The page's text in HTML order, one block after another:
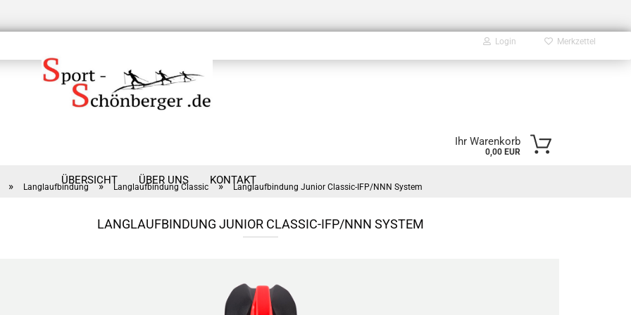
Login Merkzettel
Ihr Warenkorb
0,00 EUR
ÜBERSICHT ÜBER UNS KONTAKT
» Langlaufbindung » Langlaufbindung Classic » Langlaufbindung Junior Classic-IFP/NNN System
LANGLAUFBINDUNG JUNIOR CLASSIC-IFP/NNN SYSTEM